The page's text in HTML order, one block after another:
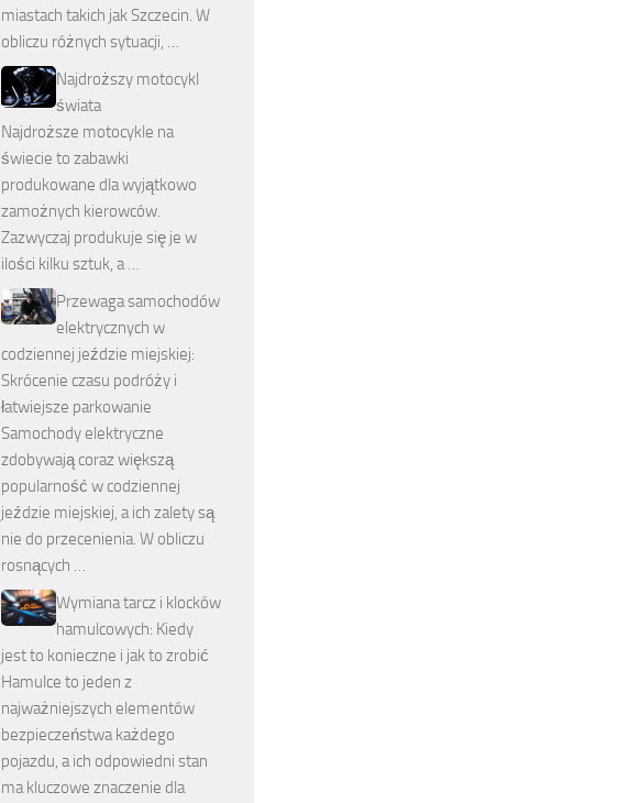
miastach takich jak Szczecin. W
obliczu różnych sytuacji, …
Najdroższy motocykl
świata
Najdroższe motocykle na
świecie to zabawki
produkowane dla wyjątkowo
zamożnych kierowców.
Zazwyczaj produkuje się je w
ilości kilku sztuk, a …
Przewaga samochodów
elektrycznych w
codziennej jeździe miejskiej:
Skrócenie czasu podróży i
łatwiejsze parkowanie
Samochody elektryczne
zdobywają coraz większą
popularność w codziennej
jeździe miejskiej, a ich zalety są
nie do przecenienia. W obliczu
rosnących …
Wymiana tarcz i klocków
hamulcowych: Kiedy
jest to konieczne i jak to zrobić
Hamulce to jeden z
najważniejszych elementów
bezpieczeństwa każdego
pojazdu, a ich odpowiedni stan
ma kluczowe znaczenie dla